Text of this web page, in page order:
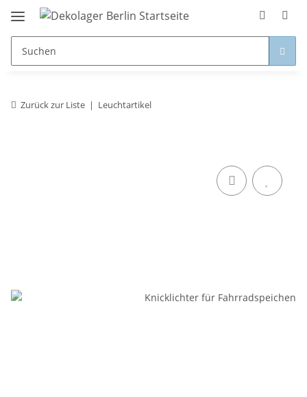
Zurück zur Liste Leuchtartikel